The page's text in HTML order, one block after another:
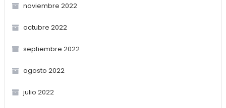
noviembre 2022
octubre 2022
septiembre 2022
agosto 2022
julio 2022